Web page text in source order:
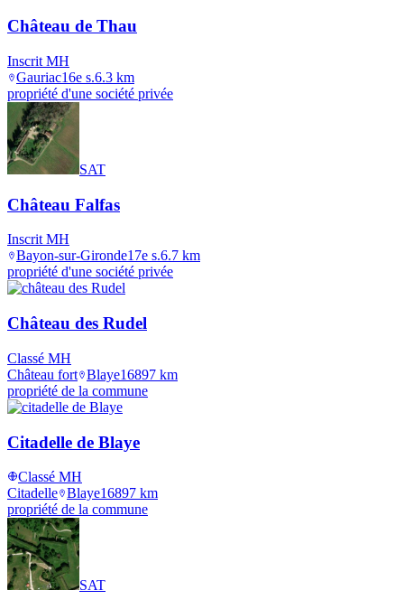
Château de Thau
Inscrit MH
Gauriac16e s.6.3 km
propriété d'une société privée
SAT
Château Falfas
Inscrit MH
Bayon-sur-Gironde17e s.6.7 km
propriété d'une société privée
Château des Rudel
Classé MH
Château fort Blaye16897 km
propriété de la commune
Citadelle de Blaye
Classé MH
Citadelle Blaye16897 km
propriété de la commune
SAT